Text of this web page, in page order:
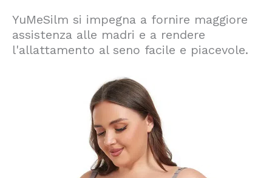
YuMeSilm si impegna a fornire maggiore
assistenza alle madri e a rendere
l'allattamento al seno facile e piacevole.